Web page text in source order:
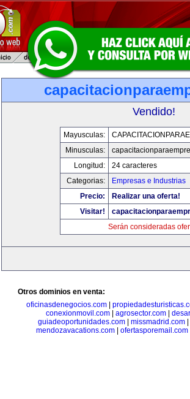
Vendido!
Mayusculas:
Minusculas:
Longitud:
24 caracteres
Categorias:
Empresas e Industrias
Precio:
Realizar una oferta!
Visitar!
Serán consideradas
Otros dominios en venta:
oficinasdenegocios.com
conexionmovil.com
agrosector.com
guiadeoportunidades.com| missmadrid.com|
mendozavacations.com
ofertasporemail.com